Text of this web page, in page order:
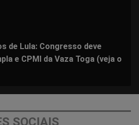
de Lula: Congresso deve
e CPMI da Vaza Toga (veja o
SOCIAIS